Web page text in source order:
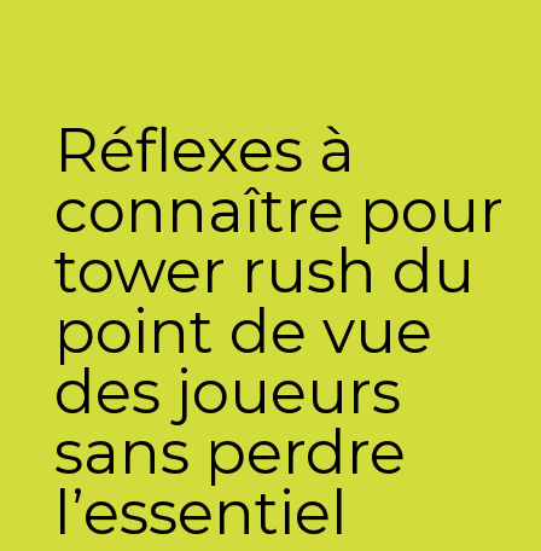
Réflexes à
connaître pour
tower rush du
point de vue
des joueurs
sans perdre
l’essentiel